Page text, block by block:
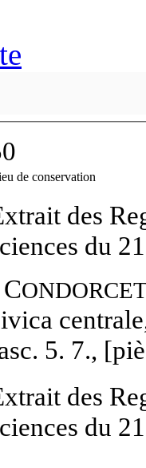
de conservation
des
du
C
5. 7.,
des
du